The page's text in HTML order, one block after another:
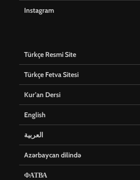
Instagram
Türkçe Resmi Site
Türkçe Fetva Sitesi
Kur’an Dersi
English
العربية
Azərbaycan dilində
ФАТВА